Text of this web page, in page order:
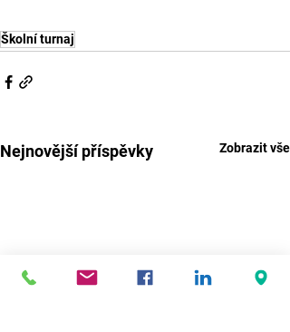
Školní turnaj
Nejnovější příspěvky Zobrazit vše